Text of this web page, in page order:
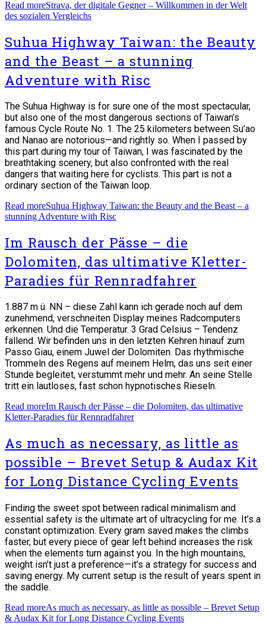
Read moreStrava, der digitale Gegner – Willkommen in der Welt
des sozialen Vergleichs
Suhua Highway Taiwan: the Beauty
and the Beast – a stunning
Adventure with Risc
The Suhua Highway is for sure one of the most spectacular,
but also one of the most dangerous sections of Taiwan’s
famous Cycle Route No. 1. The 25 kilometers between Su’ao
and Nanao are notorious—and rightly so. When I passed by
this part during my tour of Taiwan, I was fascinated by the
breathtaking scenery, but also confronted with the real
dangers that waiting here for cyclists. This part is not a
ordinary section of the Taiwan loop.
Read moreSuhua Highway Taiwan: the Beauty and the Beast – a
stunning Adventure with Risc
Im Rausch der Pässe – die
Dolomiten, das ultimative Kletter-
Paradies für Rennradfahrer
1.887 m ü. NN – diese Zahl kann ich gerade noch auf dem
zunehmend, verschneiten Display meines Radcomputers
erkennen. Und die Temperatur. 3 Grad Celsius – Tendenz
fallend. Wir befinden uns in den letzten Kehren hinauf zum
Passo Giau, einem Juwel der Dolomiten. Das rhythmische
Trommeln des Regens auf meinem Helm, das uns seit einer
Stunde begleitet, verstummt mehr und mehr. An seine Stelle
tritt ein lautloses, fast schon hypnotisches Rieseln.
Read moreIm Rausch der Pässe – die Dolomiten, das ultimative
Kletter-Paradies für Rennradfahrer
As much as necessary, as little as
possible – Brevet Setup & Audax Kit
for Long Distance Cycling Events
Finding the sweet spot between radical minimalism and
essential safety is the ultimate art of ultracycling for me. It’s a
constant optimization. Every gram saved makes the climbs
faster, but every piece of gear left behind increases the risk
when the elements turn against you. In the high mountains,
weight isn’t just a preference—it’s a strategy for success and
saving energy. My current setup is the result of years spent in
the saddle.
Read moreAs much as necessary, as little as possible – Brevet Setup
& Audax Kit for Long Distance Cycling Events